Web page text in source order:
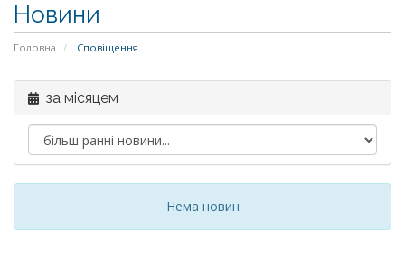
Новини
Головна Сповіщення
за місяцем
Нема новин